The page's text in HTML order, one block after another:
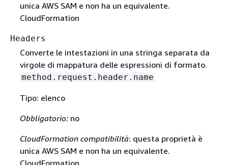
unica AWS SAM e non ha un equivalente.
CloudFormation
Headers
Converte le intestazioni in una stringa separata da
virgole di mappatura delle espressioni di formato.
method.request.header.name
Tipo: elenco
Obbligatorio:no
CloudFormation compatibilità: questa proprietà è
unica AWS SAM e non ha un equivalente.